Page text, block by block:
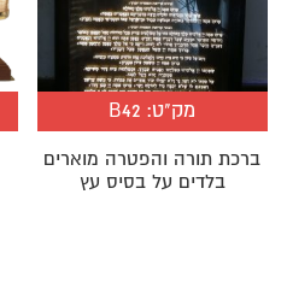
מק"ט: B42
ברכת תורה והפטרה מוארים
בלדים על בסיס עץ